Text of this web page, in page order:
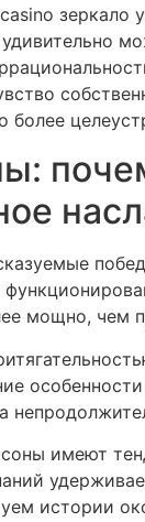
зеркало
мощно, чем
особенности
имеют
истории